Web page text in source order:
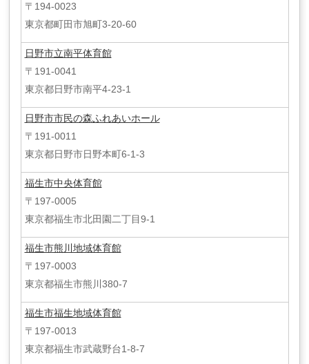
〒194-0023
東京都町田市旭町3-20-60
日野市立南平体育館
〒191-0041
東京都日野市南平4-23-1
日野市市民の森ふれあいホール
〒191-0011
東京都日野市日野本町6-1-3
福生市中央体育館
〒197-0005
東京都福生市北田園二丁目9-1
福生市熊川地域体育館
〒197-0003
東京都福生市熊川380-7
福生市福生地域体育館
〒197-0013
東京都福生市武蔵野台1-8-7